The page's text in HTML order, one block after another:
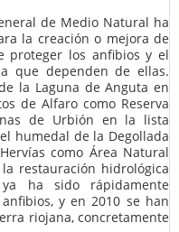
de Medio Natural ha
la creación o mejora de
proteger los anfibios y el
que dependen de ellas.
la Laguna de Anguta en
de Alfaro como Reserva
de Urbión en la lista
humedal de la Degollada
como Área Natural
restauración hidrológica
ha sido rápidamente
y en 2010 se han
riojana, concretamente